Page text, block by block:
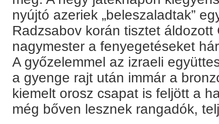
nyújtó azeriek „beleszaladtak”
Radzsabov korán tisztet
nagymester a fenyegetéseket
A győzelemmel az izraeli
a gyenge rajt után immár a
kiemelt orosz csapat is feljött a
még bőven lesznek rangadók,